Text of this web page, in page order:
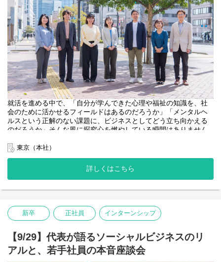
・学生時代の経験、自身の「探究心」や学んできたことを、人や
社会のために活かしたい
・せっかく働くなら、「ビジネスの力」で社会をよりよくする仕
事に挑戦したい
・大企業の歯車ではなく、手触り感のある「社会を動かす実感」
が得られる環境を探している
・「何がしたいか分からなくなってきた…」一度立ち止まって、
自分の本音や価値観を整理したい
・ビジョンや「働く人の想い」を最優先にした企業選びをしたい
お申込後、順次参加のご案内をさせていただきます。
お住まいの地域や就活のフェーズ、関心のある分野を問わず、ど
なたでも参加できるオンラインイベントです。
いという方、ぜひお気軽にご応募くださいね◎
あなたのご参加をお待ちしています！
心理・福祉を学んでいる方はもちろん、メンタルヘルス領域のビ
ジネスに関心がある方のご参加をお待ちしています！
【開催日時】
8月5日（水）16:00-17:30
【参加方法】
オンライン（Zoom）
【服装】
自由（ぜひ私服でご参加ください！）
【参加対象】
全学年対象
※詳細は、お申し込みいただいた方にメッセージでお送りいたし
【当日のタイムスケジュール】 ※変更の可能性があります
・会社紹介：取締役からソーシャルビジネスのリアルをお伝えし
・取締役・社員との座談会：社会を動かす実感を語る！取締役・
ております
【登壇者】
・株式会社リヴァ 取締役：青木 弘達（公認心理師／社会保険労務
士 有資格者）
・現場で活躍するメンバー
・新卒採用責任者
就活を進める中で、「自分が学んできた心理や福祉の知識を、社
会のために活かせるフィールドはあるのだろうか」「メンタルヘ
ルスという正解のない課題に、ビジネスとしてどう立ち向かえる
のだろうか」そんな風に探究心を燃やしている瞬間はありません
本イベントは自分らしく生きるためのインフラをつくる」をビジ
ョンに、日本のメンタルヘルス領域の課題解決に挑む私たちリヴ
ァが開催する、業界・サービス研究型のオープンカンパニーで
す。
ーク）プログラムなどのコンセプト開発を自ら手がけてきた、取
締役の青木が登壇します。
単なる会社紹介にとどまらず、現代日本が抱える「リアルな市場
と社会的影響」を解説。
その社会課題に対して、私たちがどのように持続可能なサービス
東京（本社）
詳しくはこちら
新卒 正社員 インターンシップ
【9/29】代表が語るソーシャルビジネスのリ
アルと、若手社員の本音座談会